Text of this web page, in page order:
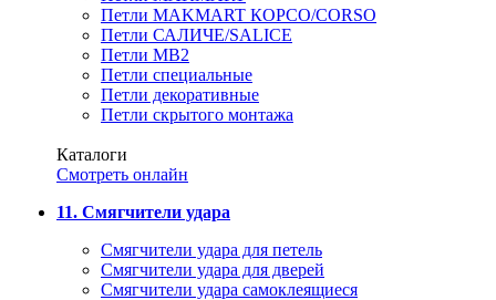
Петли MAKMART КОРСО/CORSO
Петли САЛИЧЕ/SALICE
Петли MB2
Петли специальные
Петли декоративные
Петли скрытого монтажа
Каталоги
Смотреть онлайн
11. Смягчители удара
Смягчители удара для петель
Смягчители удара для дверей
Cмягчители удара самоклеящиеся